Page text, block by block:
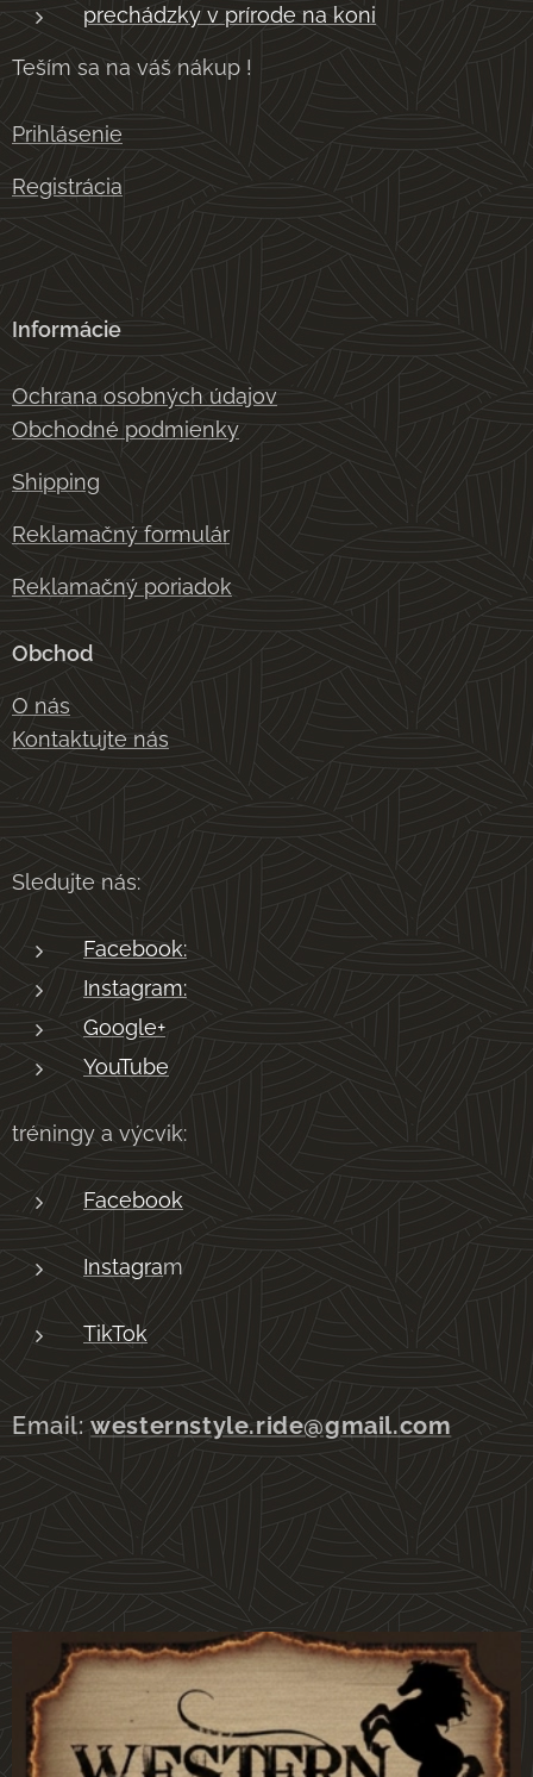
prechádzky v prírode na koni
Teším sa na váš nákup !
Prihlásenie
Registrácia
Informácie
Ochrana osobných údajov
Obchodné podmienky
Shipping
Reklamačný formulár
Reklamačný poriadok
Obchod
O nás
Kontaktujte nás
Sledujte nás:
Facebook:
Instagram:
Google+
YouTube
tréningy a výcvik:
Facebook
Instagram
TikTok
Email:westernstyle.ride@gmail.com